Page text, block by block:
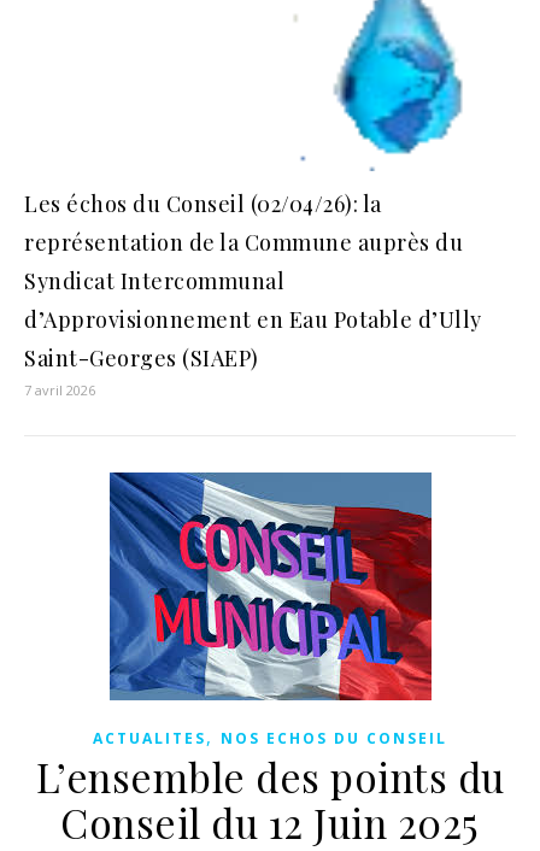
Les échos du Conseil (02/04/26): la
représentation de la Commune auprès du
Syndicat Intercommunal
d’Approvisionnement en Eau Potable d’Ully
Saint-Georges (SIAEP)
7 avril 2026
ACTUALITES, NOS ECHOS DU CONSEIL
L’ensemble des points du
Conseil du 12 Juin 2025